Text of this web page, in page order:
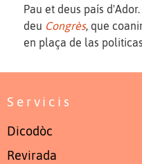
Pau et deus país
deu Congrès, que
en plaça de las
Servicis
Dicodòc
Revirada